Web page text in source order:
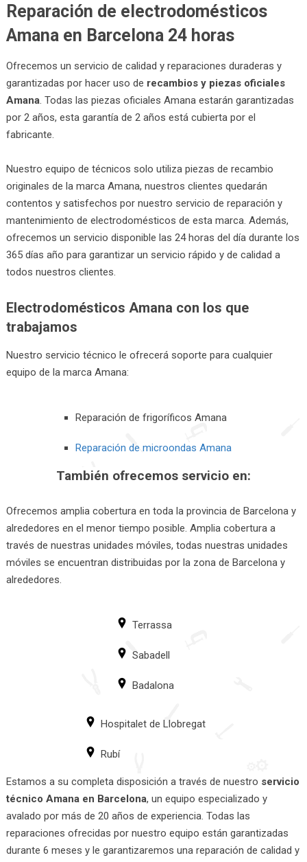
Reparación de electrodomésticos
Amana en Barcelona 24 horas
Ofrecemos un servicio de calidad y reparaciones duraderas y
garantizadas por hacer uso de recambios y piezas oficiales
Amana. Todas las piezas oficiales Amana estarán garantizadas
por 2 años, esta garantía de 2 años está cubierta por el
fabricante.
Nuestro equipo de técnicos solo utiliza piezas de recambio
originales de la marca Amana, nuestros clientes quedarán
contentos y satisfechos por nuestro servicio de reparación y
mantenimiento de electrodomésticos de esta marca. Además,
ofrecemos un servicio disponible las 24 horas del día durante los
365 días año para garantizar un servicio rápido y de calidad a
todos nuestros clientes.
Electrodomésticos Amana con los que
trabajamos
Nuestro servicio técnico le ofrecerá soporte para cualquier
equipo de la marca Amana:
Reparación de frigoríficos Amana
Reparación de microondas Amana
También ofrecemos servicio en:
Ofrecemos amplia cobertura en toda la provincia de Barcelona y
alrededores en el menor tiempo posible. Amplia cobertura a
través de nuestras unidades móviles, todas nuestras unidades
móviles se encuentran distribuidas por la zona de Barcelona y
alrededores.
Terrassa
Sabadell
Badalona
Hospitalet de Llobregat
Rubí
Estamos a su completa disposición a través de nuestro servicio
técnico Amana en Barcelona, un equipo especializado y
avalado por más de 20 años de experiencia. Todas las
reparaciones ofrecidas por nuestro equipo están garantizadas
durante 6 meses y le garantizaremos una reparación de calidad y